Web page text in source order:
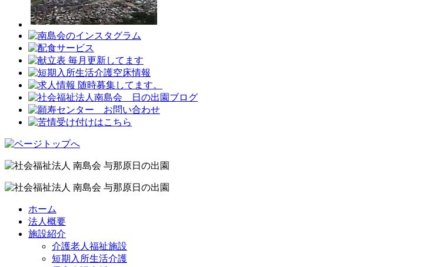
ホーム
法人概要
施設紹介
介護老人福祉施設
短期入所生活介護